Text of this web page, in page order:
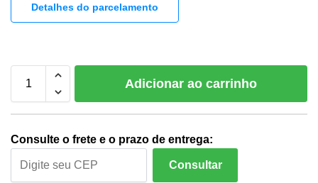
Detalhes do parcelamento
Adicionar ao carrinho
Consulte o frete e o prazo de entrega:
Consultar